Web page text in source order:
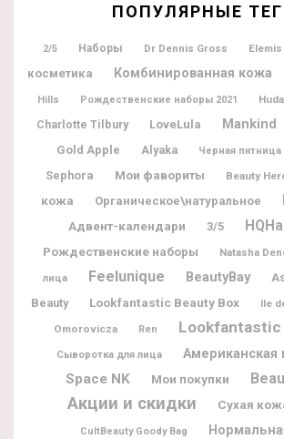
ПОПУЛЯРНЫЕ
2/5 Наборы Dr Dennis Gross Elemis
косметика
Комбинированная кожа
Hills Рождественские наборы 2021
Charlotte Tilbury
LoveLula Mankind
Gold Apple Alyaka Черная пятница
Sephora Мои фавориты Beauty
кожа
Органическое\натуральное
Адвент-календари 3/5
Рождественские наборы Natasha
лица Feelunique BeautyBay
Beauty
Lookfantastic Beauty Box Ile
Omorovicza Ren Lookfantastic
Сыворотка для лица Американская
Space NK Мои покупки
Акции и скидки Сухая
CultBeauty Goody Bag